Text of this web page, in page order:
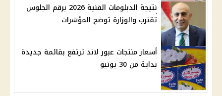
نتيجة الدبلومات الفنية 2026 برقم الجلوس
تقترب والوزارة توضح المؤشرات
أسعار منتجات عبور لاند ترتفع بقائمة جديدة
بداية من 30 يونيو